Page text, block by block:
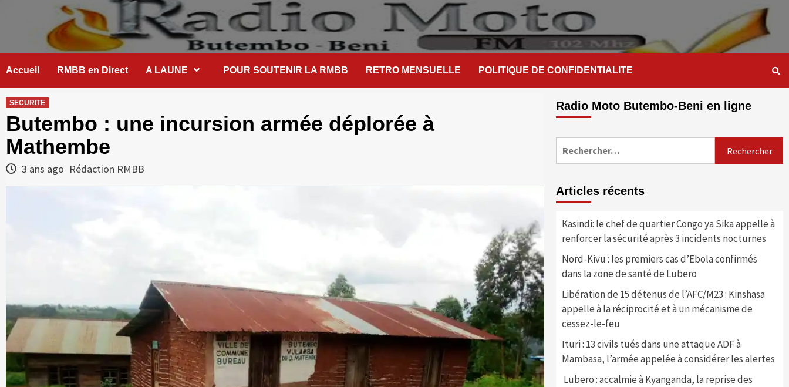
Accueil RMBB en Direct A LAUNE POUR SOUTENIR LA RMBB RETRO MENSUELLE POLITIQUE DE CONFIDENTIALITE
SECURITE
Butembo : une incursion armée déplorée à
Mathembe
3 ans ago Rédaction RMBB
Radio Moto Butembo-Beni en ligne
Articles récents
Kasindi: le chef de quartier Congo ya Sika appelle à
renforcer la sécurité après 3 incidents nocturnes
Nord-Kivu : les premiers cas d’Ebola confirmés
dans la zone de santé de Lubero
Libération de 15 détenus de l’AFC/M23 : Kinshasa
appelle à la réciprocité et à un mécanisme de
cessez-le-feu
Ituri : 13 civils tués dans une attaque ADF à
Mambasa, l’armée appelée à considérer les alertes
Lubero : accalmie à Kyanganda, la reprise des